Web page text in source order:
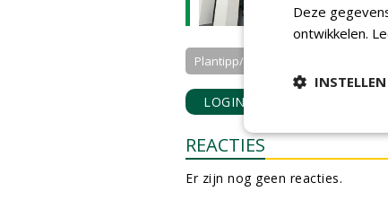
Plantipp/Conceptplants
LOGIN
REACTIES
Er zijn nog geen reacties.
Deze
ontwikkelen.
INSTELLEN